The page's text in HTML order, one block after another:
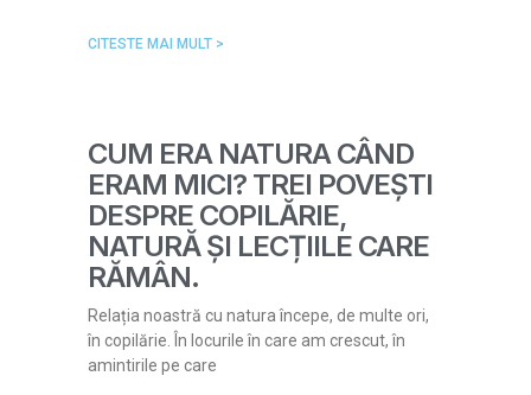
CITESTE MAI MULT >
CUM ERA NATURA CÂND
ERAM MICI? TREI POVEȘTI
DESPRE COPILĂRIE,
NATURĂ ȘI LECȚIILE CARE
RĂMÂN.
Relația noastră cu natura începe, de multe ori,
în copilărie. În locurile în care am crescut, în
amintirile pe care